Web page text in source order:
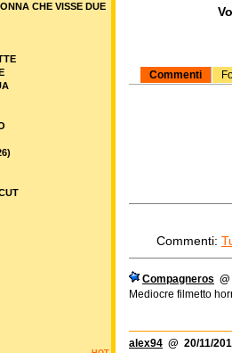
Commenti
Commenti:
Compagneros
Mediocre filmetto
alex94 @ 20/11/
CHE VISSE DUE